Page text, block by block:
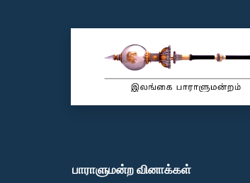
பாராளுமன்ற வினாக்கள்